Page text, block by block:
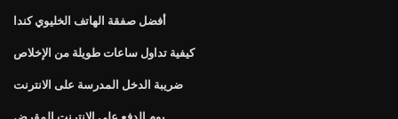
أفضل صفقة الهاتف الخليوي كندا
كيفية تداول ساعات طويلة من الإخلاص
ضريبة الدخل المدرسة على الانترنت